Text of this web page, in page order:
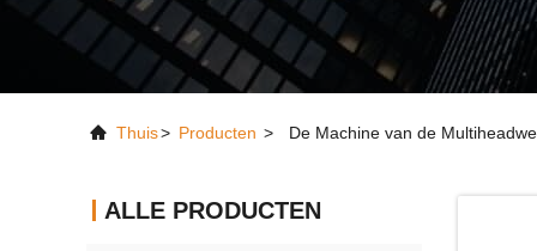
Thuis> Producten > De Machine van de
ALLE PRODUCTEN